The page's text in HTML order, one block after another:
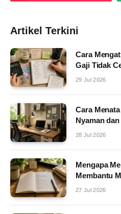
Artikel Terkini
Cara
Gaji Tidak
29 Jul 2026
Cara
Nyaman
28 Jul 2026
Mengapa
Membantu
27 Jul 2026